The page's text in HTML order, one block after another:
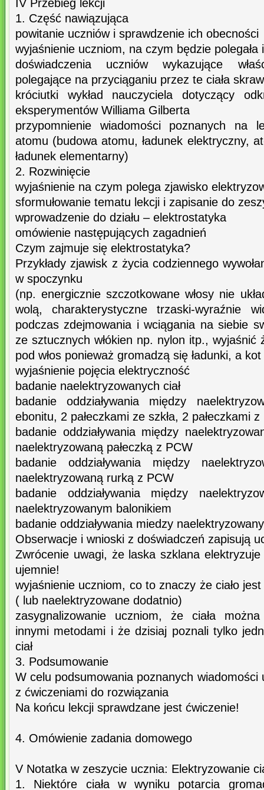
IV Przebieg lekcji
1. Część nawiązująca
powitanie uczniów i sprawdzenie ich obecności
wyjaśnienie uczniom, na czym będzie polegała
doświadczenia uczniów wykazujące
polegające na przyciąganiu przez te ciała
króciutki wykład nauczyciela dotyczący
eksperymentów Williama Gilberta
przypomnienie wiadomości poznanych na
atomu (budowa atomu, ładunek elektryczny,
ładunek elementarny)
2. Rozwinięcie
wyjaśnienie na czym polega zjawisko
sformułowanie tematu lekcji i zapisanie do
wprowadzenie do działu – elektrostatyka
omówienie następujących zagadnień
Czym zajmuje się elektrostatyka?
Przykłady zjawisk z życia codziennego
w spoczynku
(np. energicznie szczotkowane włosy nie
wolą, charakterystyczne trzaski-wyraźnie
podczas zdejmowania i wciągania na siebie
ze sztucznych włókien np. nylon itp.,
pod włos ponieważ gromadzą się ładunki, a
wyjaśnienie pojęcia elektryczność
badanie naelektryzowanych ciał
badanie oddziaływania między
ebonitu, 2 pałeczkami ze szkła, 2 pałeczkami z
badanie oddziaływania między
naelektryzowaną pałeczką z PCW
badanie oddziaływania między
naelektryzowaną rurką z PCW
badanie oddziaływania między
naelektryzowanym balonikiem
badanie oddziaływania miedzy
Obserwacje i wnioski z doświadczeń zapisują
Zwrócenie uwagi, że laska szklana
ujemnie!
wyjaśnienie uczniom, co to znaczy że ciało
( lub naelektryzowane dodatnio)
zasygnalizowanie uczniom, że ciała
innymi metodami i że dzisiaj poznali tylko
ciał
3. Podsumowanie
W celu podsumowania poznanych
z ćwiczeniami do rozwiązania
Na końcu lekcji sprawdzane jest ćwiczenie!
4. Omówienie zadania domowego
V Notatka w zeszycie ucznia: Elektryzowanie
1. Niektóre ciała w wyniku potarcia